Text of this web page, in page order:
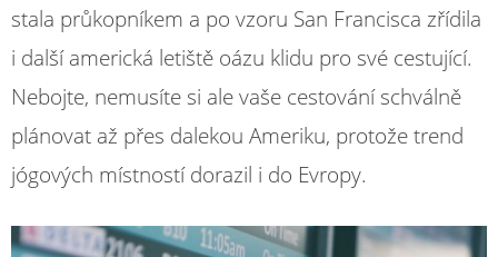
stala průkopníkem a po vzoru San Francisca zřídila
i další americká letiště oázu klidu pro své cestující.
Nebojte, nemusíte si ale vaše cestování schválně
plánovat až přes dalekou Ameriku, protože trend
jógových místností dorazil i do Evropy.